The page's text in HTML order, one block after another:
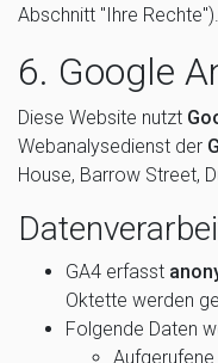
Abschnitt "Ihre Rechte").
6. Google
Diese Website nutzt
Webanalysedienst der
House, Barrow Street,
GA4 erfasst
Oktette werden
Folgende Daten
Aufgerufene